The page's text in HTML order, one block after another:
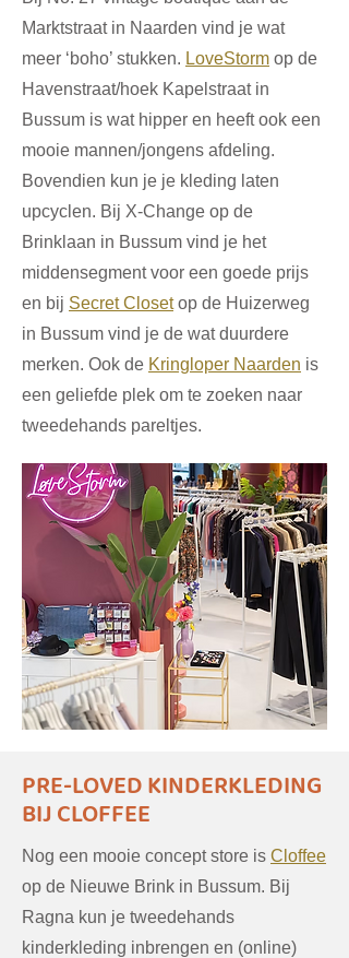
Marktstraat in Naarden vind je wat
meer ‘boho’ stukken. LoveStorm op de
Havenstraat/hoek Kapelstraat in
Bussum is wat hipper en heeft ook een
mooie mannen/jongens afdeling.
Bovendien kun je je kleding laten
upcyclen. Bij X-Change op de
Brinklaan in Bussum vind je het
middensegment voor een goede prijs
en bij Secret Closetop de Huizerweg
in Bussum vind je de wat duurdere
merken. Ook de Kringloper Naarden is
een geliefde plek om te zoeken naar
tweedehands pareltjes.
PRE-LOVED KINDERKLEDING
BIJ CLOFFEE
Nog een mooie concept store is Cloffee
op de Nieuwe Brink in Bussum. Bij
Ragna kun je tweedehands
kinderkleding inbrengen en (online)